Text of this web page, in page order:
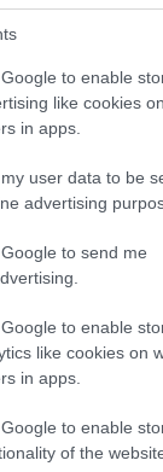
to enable
like cookies
in apps.
user data to be
advertising
to send me
to enable
like cookies on
in apps.
to enable
of the
első